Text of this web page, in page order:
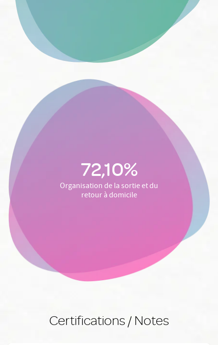
72,10%
Organisation de la sortie et du
retour à domicile
Certifications / Notes